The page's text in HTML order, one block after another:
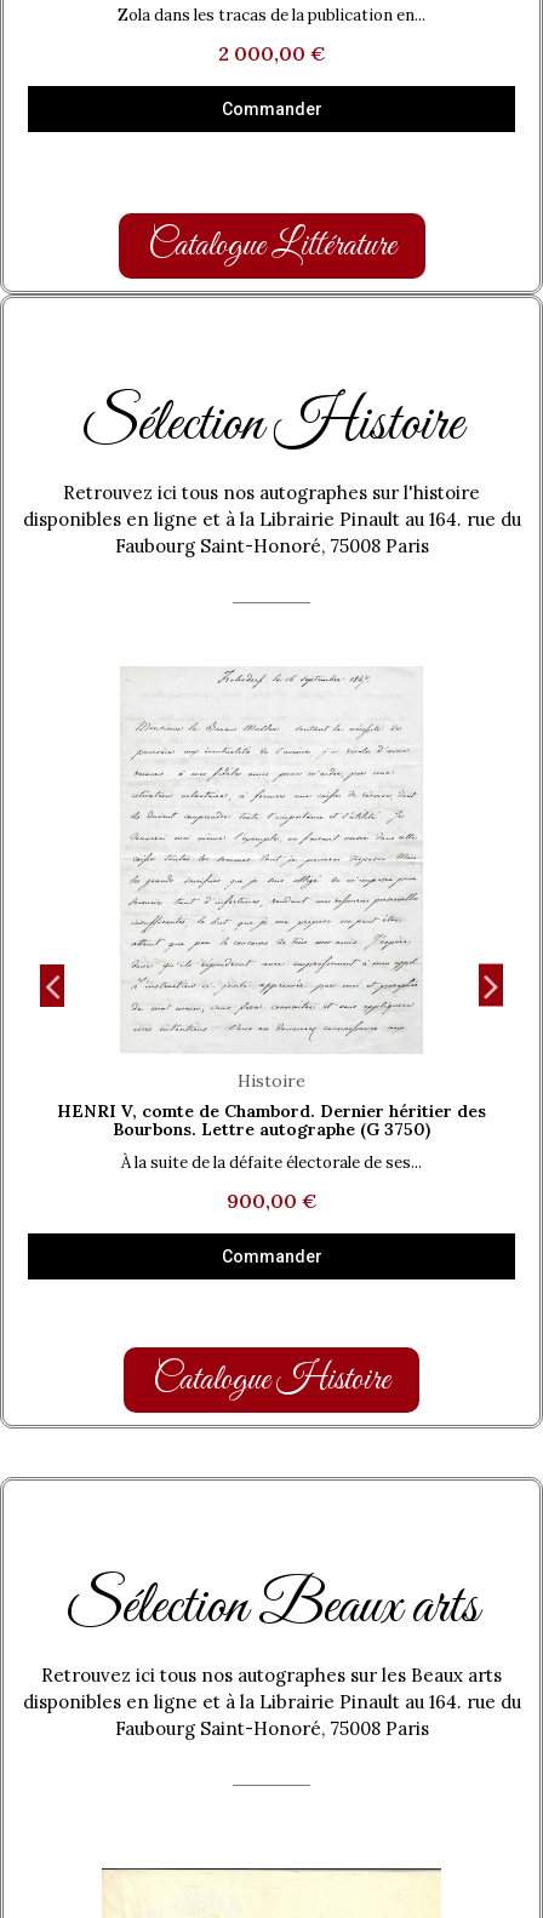
Zola dans les tracas de la publication en...
2 000,00 €
Commander
Catalogue Littérature
Sélection Histoire
Retrouvez ici tous nos autographes sur l'histoire
disponibles en ligne et à la Librairie Pinault au 164. rue du
Faubourg Saint-Honoré, 75008 Paris
Aperçu rapide
Histoire
HENRI V, comte de Chambord. Dernier héritier des
Bourbons. Lettre autographe (G 3750)
À la suite de la défaite électorale de ses...
900,00 €
Commander
Catalogue Histoire
Sélection Beaux arts
Retrouvez ici tous nos autographes sur les Beaux arts
disponibles en ligne et à la Librairie Pinault au 164. rue du
Faubourg Saint-Honoré, 75008 Paris